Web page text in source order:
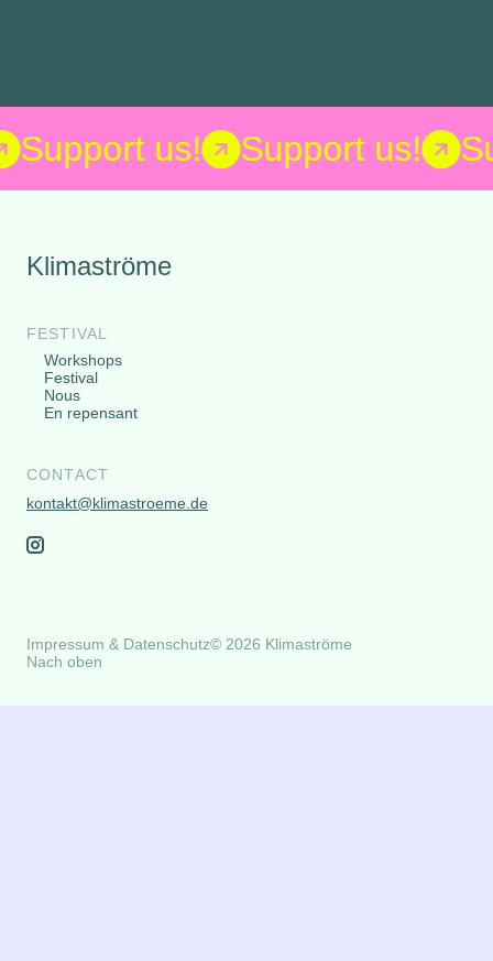
Support us! Support us!
Klimaströme
FESTIVAL
Workshops
Festival
Nous
En repensant
CONTACT
kontakt@klimastroeme.de
Impressum & Datenschutz© 2026 Klimaströme
Nach oben